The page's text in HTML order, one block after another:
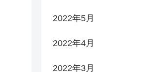
2022年5月
2022年4月
2022年3月